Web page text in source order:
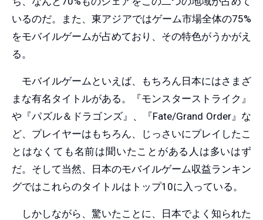
いるのだ。また、東アジアではゲーム市場全体の75%
をモバイルゲームが占めており、その特色がうかがえ
る。
モバイルゲームといえば、もちろん日本にはさまざ
まな有名タイトルがある。『モンスターストライク』
や『パズル＆ドラゴンズ』、『Fate/Grand Order』な
ど、プレイヤーはもちろん、じっさいにプレイしたこ
とはなくても名前は聞いたことがある人は多いはず
だ。そして当然、日本のモバイルゲーム収益ランキン
グではこれらのタイトルはトップ10に入っている。
しかしながら、驚いたことに、日本でよく知られた